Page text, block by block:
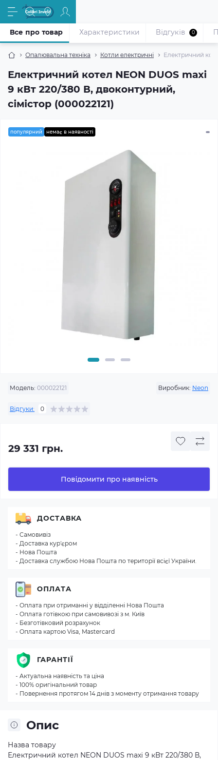
Опалювальна техніка Котли електричні Електричний
Електричний котел NEON DUOS maxi
9 кВт 220/380 В, двоконтурний,
сімістор (000022121)
Все про товар Характеристики Відгуків 0
популярний немає в наявності
Модель: 000022121 Виробник: Neon
Відгуки: 0
29 331 грн.
Повідомити про наявність
Опис
Назва товару
Електричний котел NEON DUOS maxi 9 кВт 220/380 В,
ДОСТАВКА
- Самовивіз
- Доставка кур'єром
- Нова Пошта
- Доставка службою Нова Пошта по території всієї України.
ОПЛАТА
- Оплата при отриманні у відділенні Нова Пошта
- Оплата готівкою при самовивозі з м. Київ
- Безготівковий розрахунок
- Оплата картою Visa, Mastercard
ГАРАНТІЇ
- Актуальна наявність та ціна
- 100% оригінальний товар
- Повернення протягом 14 днів з моменту отримання товару